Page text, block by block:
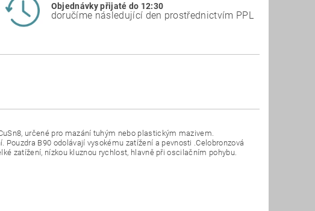
Objednávky přijaté do 12:30
doručíme následující den prostřednictvím PPL
určené pro mazání tuhým nebo plastickým mazivem.
B90 odolávají vysokému zatížení a pevnosti .Celobronzová
zatížení, nízkou kluznou rychlost, hlavně při oscilačním pohybu.